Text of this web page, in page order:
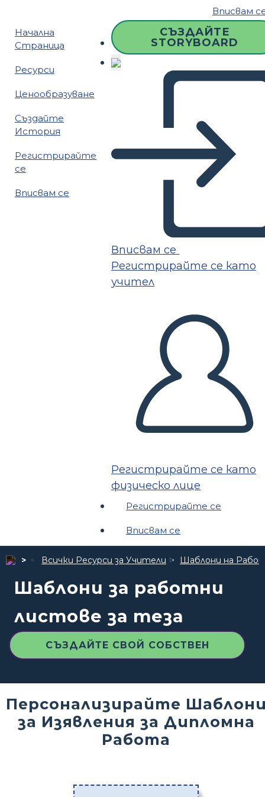
Вписвам
Начална
Страница
Ресурси
Ценообразуване
Създайте
История
Регистрирайте
се
Вписвам се
СЪЗДАЙТЕ
STORYBOARD
Вписвам се
Регистрирайте се като
учител
Регистрирайте се като
физическо лице
Регистрирайте се
Вписвам се
Всички Ресурси за Учители Шаблони на
Шаблони за работни
листове за теза
СЪЗДАЙТЕ СВОЙ СОБСТВЕН
Персонализирайте
за Изявления за Дипломна
Работа